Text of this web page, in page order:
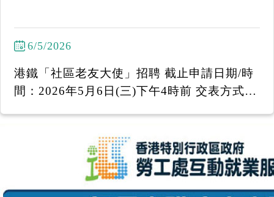
6/5/2026
港鐵「社區老友大使」招聘 截止申請日期/時
間：2026年5月6日(三)下午4時前 交表方式
------------------- 工作車站：黃大仙、深水埗、
葵興、元朗、鰂魚涌、長沙灣、西九龍、屯門